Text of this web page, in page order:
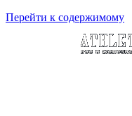
Перейти к содержимому